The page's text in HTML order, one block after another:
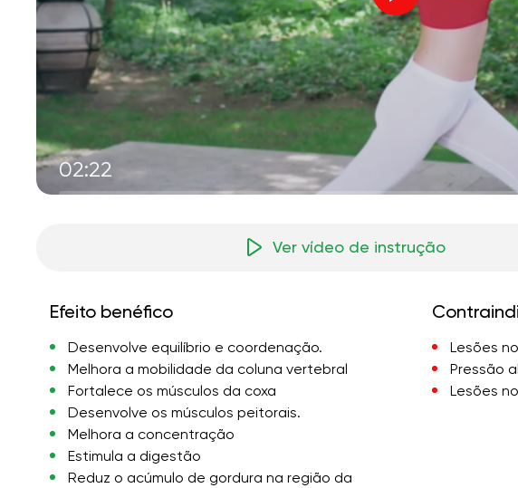
02:22
Voz
chuva de
silêncio
brisa do
a voz do
floresta
Ver vídeo de instrução
Efeito benéfico
Desenvolve equilíbrio e coordenação.
Melhora a mobilidade da coluna vertebral
Fortalece os músculos da coxa
Desenvolve os músculos peitorais.
Melhora a concentração
Estimula a digestão
Reduz o acúmulo de gordura na região da
Lesões
Pressão
Lesões